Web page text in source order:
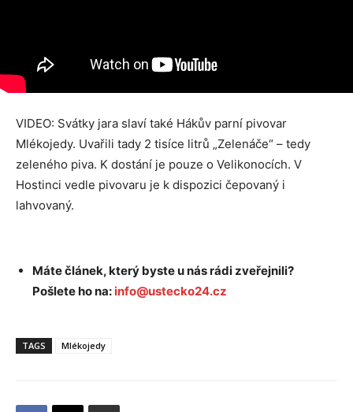
VIDEO: Svátky jara slaví také Hákův parní pivovar
Mlékojedy. Uvařili tady 2 tisíce litrů „Zelenáče“ – tedy
zeleného piva. K dostání je pouze o Velikonocích. V
Hostinci vedle pivovaru je k dispozici čepovaný i
lahvovaný.
Máte článek, který byste u nás rádi zveřejnili?
Pošlete ho na: info@ustecko24.cz
TAGS Mlékojedy